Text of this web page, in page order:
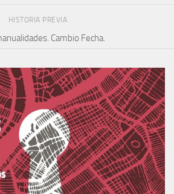
HISTORIA PREVIA
Cambio Fecha.